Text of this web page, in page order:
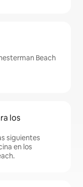
Beach
los
siguientes
en los